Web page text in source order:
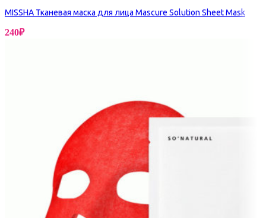
MISSHA Тканевая маска для лица Mascure Solution Sheet Mask
240₽